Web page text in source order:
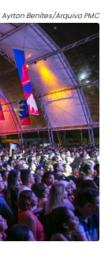
Ayrton Benites/Arquivo PMC